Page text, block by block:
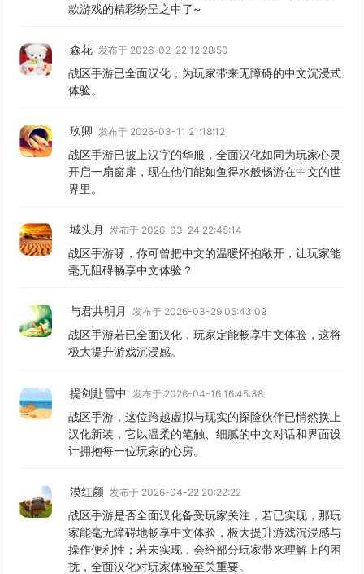
款游戏的精彩纷呈之中了~
森花 发布于 2026-02-22 12:28:50
战区手游已全面汉化，为玩家带来无障碍的中文沉浸式
体验。
玖卿 发布于 2026-03-11 21:18:12
战区手游已披上汉字的华服，全面汉化如同为玩家心灵
开启一扇窗扉，现在他们能如鱼得水般畅游在中文的世
界里。
城头月 发布于 2026-03-24 22:45:14
战区手游呀，你可曾把中文的温暖怀抱敞开，让玩家能
毫无阻碍畅享中文体验？
与君共明月 发布于 2026-03-29 05:43:09
战区手游若已全面汉化，玩家定能畅享中文体验，这将
极大提升游戏沉浸感。
提剑赴雪中 发布于 2026-04-16 16:45:38
战区手游，这位跨越虚拟与现实的探险伙伴已悄然换上
汉化新装，它以温柔的笔触、细腻的中文对话和界面设
计拥抱每一位玩家的心房。
漠红颜 发布于 2026-04-22 20:22:22
战区手游是否全面汉化备受玩家关注，若已实现，那玩
家能毫无障碍地畅享中文体验，极大提升游戏沉浸感与
操作便利性；若未实现，会给部分玩家带来理解上的困
扰，全面汉化对玩家体验至关重要。